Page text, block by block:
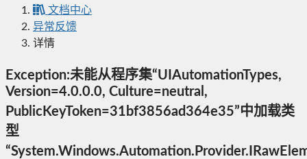
文档中心
异常反馈
详情
Exception:未能从程序集“UIAutomationTypes,
Version=4.0.0.0, Culture=neutral,
PublicKeyToken=31bf3856ad364e35”中加载类
型